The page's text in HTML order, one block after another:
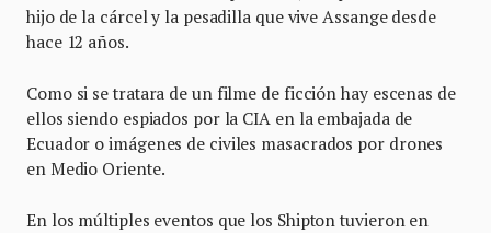
hijo de la cárcel y la pesadilla que vive Assange desde
hace 12 años.
Como si se tratara de un filme de ficción hay escenas de
ellos siendo espiados por la CIA en la embajada de
Ecuador o imágenes de civiles masacrados por drones
en Medio Oriente.
En los múltiples eventos que los Shipton tuvieron en